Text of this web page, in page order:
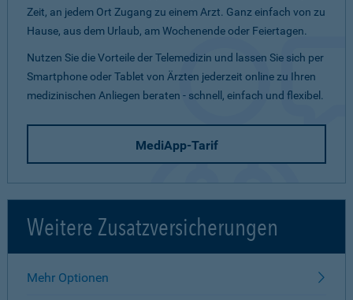
Zeit, an jedem Ort Zugang zu einem Arzt. Ganz einfach von zu
Hause, aus dem Urlaub, am Wochenende oder Feiertagen.
Nutzen Sie die Vorteile der Telemedizin und lassen Sie sich per
Smartphone oder Tablet von Ärzten jederzeit online zu Ihren
medizinischen Anliegen beraten - schnell, einfach und flexibel.
MediApp-Tarif
Weitere Zusatzversicherungen
Mehr Optionen